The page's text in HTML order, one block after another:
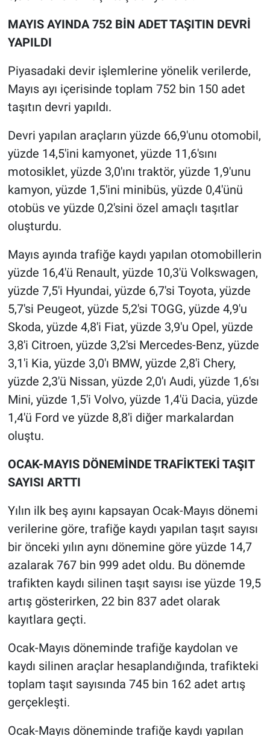
MAYIS AYINDA 752 BİN ADET TAŞITIN DEVRİ
YAPILDI
Piyasadaki devir işlemlerine yönelik verilerde,
Mayıs ayı içerisinde toplam 752 bin 150 adet
taşıtın devri yapıldı.
Devri yapılan araçların yüzde 66,9'unu otomobil,
yüzde 14,5'ini kamyonet, yüzde 11,6'sını
motosiklet, yüzde 3,0'ını traktör, yüzde 1,9'unu
kamyon, yüzde 1,5'ini minibüs, yüzde 0,4'ünü
otobüs ve yüzde 0,2'sini özel amaçlı taşıtlar
oluşturdu.
Mayıs ayında trafiğe kaydı yapılan otomobillerin
yüzde 16,4'ü Renault, yüzde 10,3'ü Volkswagen,
yüzde 7,5'i Hyundai, yüzde 6,7'si Toyota, yüzde
5,7'si Peugeot, yüzde 5,2'si TOGG, yüzde 4,9'u
Skoda, yüzde 4,8'i Fiat, yüzde 3,9'u Opel, yüzde
3,8'i Citroen, yüzde 3,2'si Mercedes-Benz, yüzde
3,1'i Kia, yüzde 3,0'ı BMW, yüzde 2,8'i Chery,
yüzde 2,3'ü Nissan, yüzde 2,0'ı Audi, yüzde 1,6'sı
Mini, yüzde 1,5'i Volvo, yüzde 1,4'ü Dacia, yüzde
1,4'ü Ford ve yüzde 8,8'i diğer markalardan
oluştu.
OCAK-MAYIS DÖNEMİNDE TRAFİKTEKİ TAŞIT
SAYISI ARTTI
Yılın ilk beş ayını kapsayan Ocak-Mayıs dönemi
verilerine göre, trafiğe kaydı yapılan taşıt sayısı
bir önceki yılın aynı dönemine göre yüzde 14,7
azalarak 767 bin 999 adet oldu. Bu dönemde
trafikten kaydı silinen taşıt sayısı ise yüzde 19,5
artış gösterirken, 22 bin 837 adet olarak
kayıtlara geçti.
Ocak-Mayıs döneminde trafiğe kaydolan ve
kaydı silinen araçlar hesaplandığında, trafikteki
toplam taşıt sayısında 745 bin 162 adet artış
gerçekleşti.
Ocak-Mayıs döneminde trafiğe kaydı yapılan